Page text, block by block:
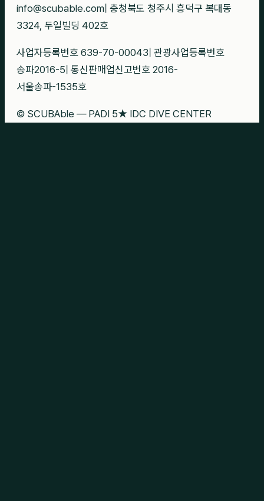
info@scubable.com 충청북도 청주시 흥덕구 복대동
3324, 두일빌딩 402호
사업자등록번호 639-70-00043 관광사업등록번호
송파2016-5 통신판매업신고번호 2016-
서울송파-1535호
© SCUBAble — PADI 5★ IDC DIVE CENTER